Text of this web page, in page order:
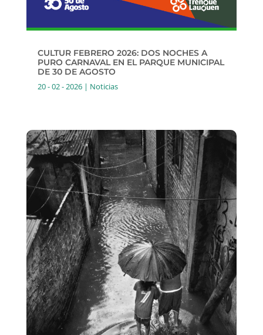
CULTUR FEBRERO 2026: DOS NOCHES A
PURO CARNAVAL EN EL PARQUE MUNICIPAL
DE 30 DE AGOSTO
20 - 02 - 2026| Noticias